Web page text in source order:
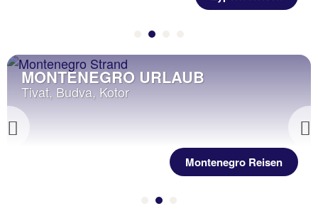
Previous
BULGARIEN URLAUB
Sofia, Varna, Borowez
Bulgarien Reisen